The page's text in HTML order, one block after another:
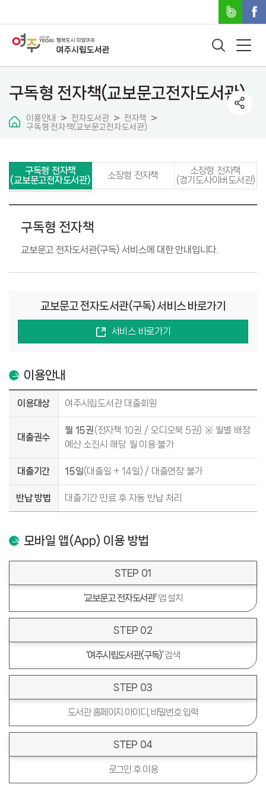
구독형 전자책(교보문고전자도서관)
이용안내 전자도서관
전자책
구독형 전자책(교보문고전자도서관)
구독형 전자책
(교보문고전자도서관)
소장형 전자책
소장형 전자책
(경기도사이버도서관)
구독형 전자책
교보문고 전자도서관(구독) 서비스에 대한 안내입니다.
교보문고 전자도서관(구독) 서비스 바로가기
서비스 바로가기
이용안내
이용대상 여주시립도서관 대출회원
대출권수
월 15권(전자책 10권 / 오디오북 5권) ※ 월별 배정
예산 소진시 해당 월 이용 불가
대출기간 15일(대출일 + 14일) / 대출연장 불가
반납 방법 대출기간 만료 후 자동 반납 처리
모바일 앱(App) 이용 방법
STEP 01
‘교보문고 전자도서관’앱 설치
STEP 02
‘여주시립도서관(구독)’검색
STEP 03
도서관 홈페이지 아이디, 비밀번호 입력
STEP 04
로그인 후 이용